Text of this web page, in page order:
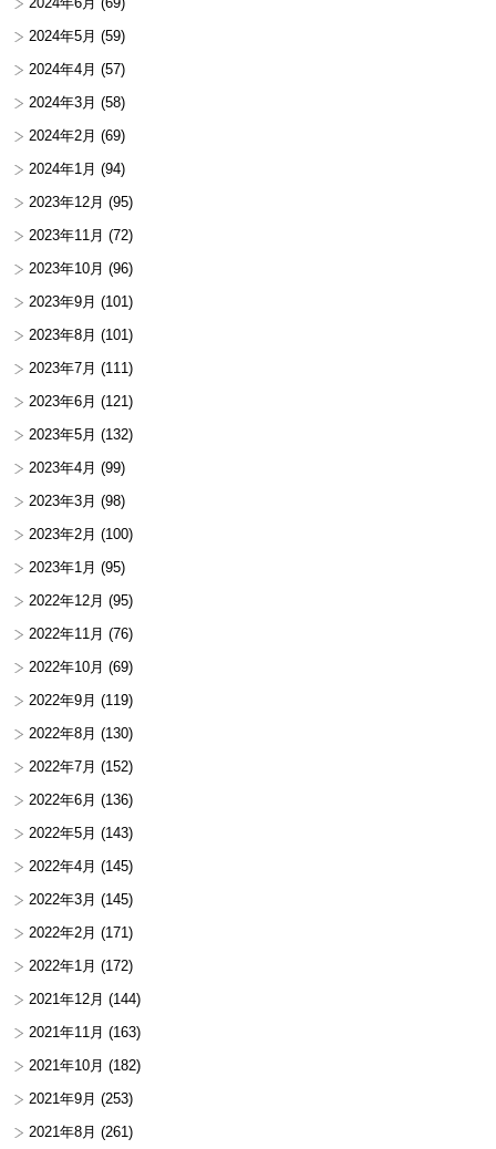
2024年5月 (59)
2024年4月 (57)
2024年3月 (58)
2024年2月 (69)
2024年1月 (94)
2023年12月 (95)
2023年11月 (72)
2023年10月 (96)
2023年9月 (101)
2023年8月 (101)
2023年7月 (111)
2023年6月 (121)
2023年5月 (132)
2023年4月 (99)
2023年3月 (98)
2023年2月 (100)
2023年1月 (95)
2022年12月 (95)
2022年11月 (76)
2022年10月 (69)
2022年9月 (119)
2022年8月 (130)
2022年7月 (152)
2022年6月 (136)
2022年5月 (143)
2022年4月 (145)
2022年3月 (145)
2022年2月 (171)
2022年1月 (172)
2021年12月 (144)
2021年11月 (163)
2021年10月 (182)
2021年9月 (253)
2021年8月 (261)